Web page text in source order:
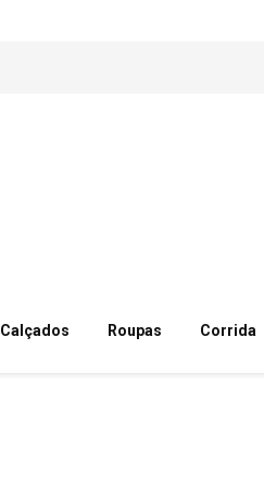
Calçados Roupas Corrida